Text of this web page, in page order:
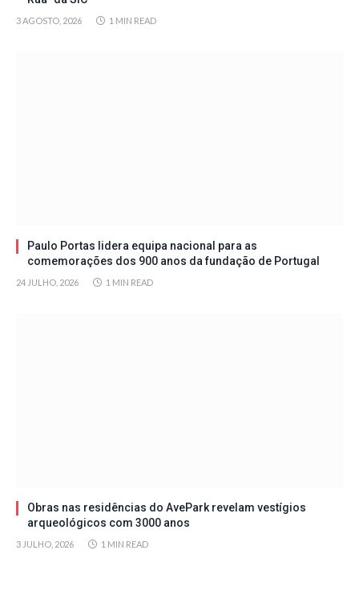
3 AGOSTO, 2026 1 MIN READ
Paulo Portas lidera equipa nacional para as
comemorações dos 900 anos da fundação de Portugal
24 JULHO, 2026 1 MIN READ
Obras nas residências do AvePark revelam vestígios
arqueológicos com 3000 anos
3 JULHO, 2026 1 MIN READ